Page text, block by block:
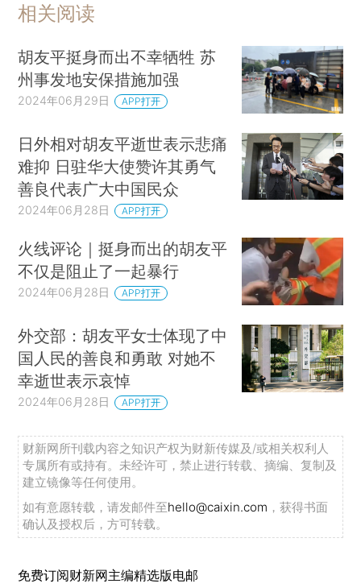
相关阅读
胡友平挺身而出不幸牺牲 苏
州事发地安保措施加强
2024年06月29日 APP打开
日外相对胡友平逝世表示悲痛
难抑 日驻华大使赞许其勇气
善良代表广大中国民众
2024年06月28日 APP打开
火线评论｜挺身而出的胡友平
不仅是阻止了一起暴行
2024年06月28日 APP打开
外交部：胡友平女士体现了中
国人民的善良和勇敢 对她不
幸逝世表示哀悼
2024年06月28日 APP打开
财新网所刊载内容之知识产权为财新传媒及/或相关权利人
专属所有或持有。未经许可，禁止进行转载、摘编、复制及
建立镜像等任何使用。
如有意愿转载，请发邮件至hello@caixin.com ，获得书面
确认及授权后，方可转载。
免费订阅财新网主编精选版电邮